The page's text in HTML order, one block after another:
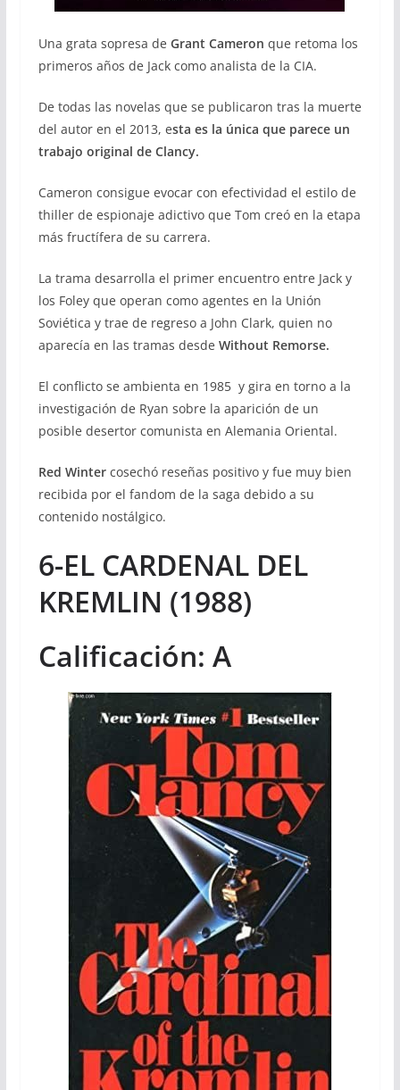
Una grata sopresa de Grant Cameron que retoma los
primeros años de Jack como analista de la CIA.
De todas las novelas que se publicaron tras la muerte
del autor en el 2013, esta es la única que parece un
trabajo original de Clancy.
Cameron consigue evocar con efectividad el estilo de
thiller de espionaje adictivo que Tom creó en la etapa
más fructífera de su carrera.
La trama desarrolla el primer encuentro entre Jack y
los Foley que operan como agentes en la Unión
Soviética y trae de regreso a John Clark, quien no
aparecía en las tramas desde Without Remorse.
El conflicto se ambienta en 1985 y gira en torno a la
investigación de Ryan sobre la aparición de un
posible desertor comunista en Alemania Oriental.
Red Wintercosechó reseñas positivo y fue muy bien
recibida por el fandom de la saga debido a su
contenido nostálgico.
6-EL CARDENAL DEL
KREMLIN (1988)
Calificación: A